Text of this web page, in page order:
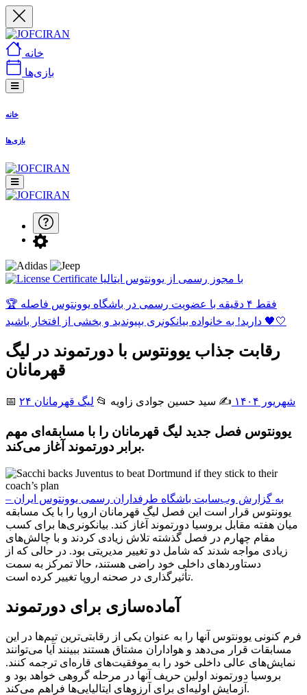
خانه
بازی‌ها
خانه
بازی‌ها
با مجوز رسمی از یوونتوس ایتالیا
🏆 فقط ۴ دقیقه با عضویت رسمی در باشگاه یوونتوس فاصله
دارید! به خانواده بیانکونری بپیوندید و بخشی از افتخار باشید 🖤🤍
رقابت جذاب یوونتوس با دورتموند در لیگ
قهرمانان
📅 ۲۴ شهریور ۱۴۰۴ ✍️ سید حسین جوادی زاويه 📂 لیگ قهرمانان
یوونتوس فصل جدید لیگ قهرمانان را با مسابقه‌ای مهم
برابر دورتموند آغاز می‌کند.
به گزارش وب‌سایت باشگاه طرفداران رسمی یوونتوس ایران –
یوونتوس قرار است این فصل لیگ قهرمانان اروپا را با یک مسابقه
میان هفته مقابل بروسیا دورتموند آغاز کند. بیانکونری‌ها برای کسب
مقام چهارم در فصل گذشته تلاش زیادی کردند و با چالش‌های
زیادی مواجه شدند که شامل دو تغییر مدیریتی بود. در حالی که از
دستاوردهای داخلی خود راضی هستند، حالا تمرکز به سمت
تأثیرگذاری در صحنه اروپا تغییر کرده است.
آماده‌سازی برای دورتموند
فرم کنونی یوونتوس آنها را به عنوان یکی از رقابتی‌ترین تیم‌ها در این
مسابقات قرار می‌دهد و هواداران مشتاق هستند ببینند آیا می‌توانند
نمایش‌های عالی داخلی خود را به موفقیت‌های قاره‌ای ترجمه کنند.
بروسیا دورتموند اولین حریف آنها در مرحله گروهی خواهد بود و
آزمایش اولیه‌ای برای آرزوهای ایتالیایی‌ها فراهم می‌کند.